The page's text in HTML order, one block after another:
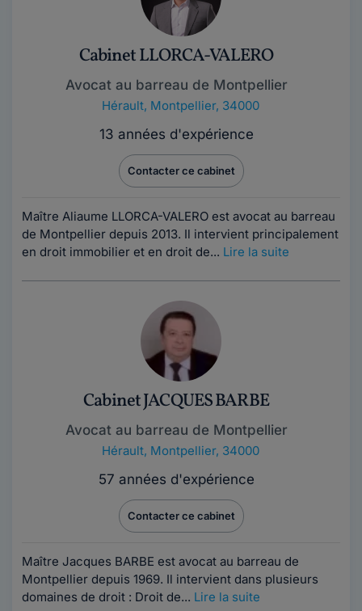
Cabinet LLORCA-VALERO
Avocat au barreau de Montpellier
Hérault, Montpellier, 34000
13 années d'expérience
Contacter ce cabinet
Maître Aliaume LLORCA-VALERO est avocat au barreau
de Montpellier depuis 2013. Il intervient principalement
en droit immobilier et en droit de... Lire la suite
Cabinet JACQUES BARBE
Avocat au barreau de Montpellier
Hérault, Montpellier, 34000
57 années d'expérience
Contacter ce cabinet
Maître Jacques BARBE est avocat au barreau de
Montpellier depuis 1969. Il intervient dans plusieurs
domaines de droit : Droit de... Lire la suite